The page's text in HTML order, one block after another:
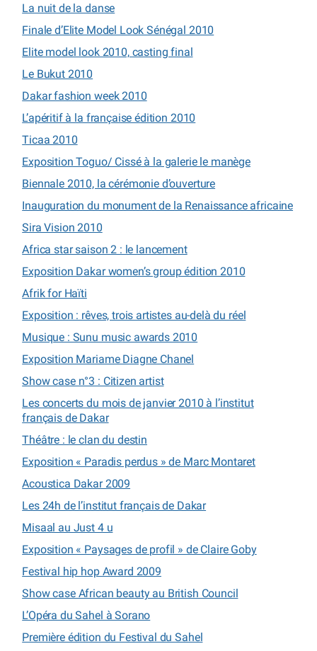
La nuit de la danse
Finale d’Elite Model Look Sénégal 2010
Elite model look 2010, casting final
Le Bukut 2010
Dakar fashion week 2010
L’apéritif à la française édition 2010
Ticaa 2010
Exposition Toguo/ Cissé à la galerie le manège
Biennale 2010, la cérémonie d’ouverture
Inauguration du monument de la Renaissance africaine
Sira Vision 2010
Africa star saison 2 : le lancement
Exposition Dakar women’s group édition 2010
Afrik for Haïti
Exposition : rêves, trois artistes au-delà du réel
Musique : Sunu music awards 2010
Exposition Mariame Diagne Chanel
Show case n°3 : Citizen artist
Les concerts du mois de janvier 2010 à l’institut
français de Dakar
Théâtre : le clan du destin
Exposition « Paradis perdus » de Marc Montaret
Acoustica Dakar 2009
Les 24h de l’institut français de Dakar
Misaal au Just 4 u
Exposition « Paysages de profil » de Claire Goby
Festival hip hop Award 2009
Show case African beauty au British Council
L’Opéra du Sahel à Sorano
Première édition du Festival du Sahel